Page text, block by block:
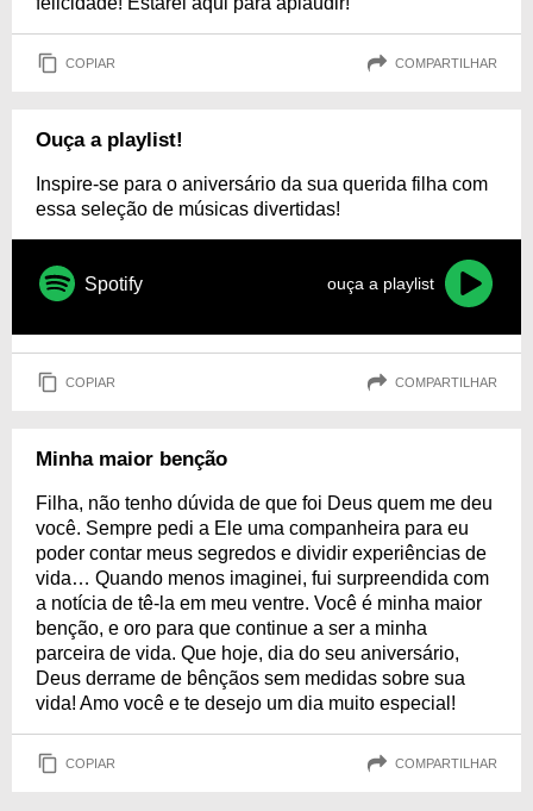
COPIAR COMPARTILHAR
Ouça a playlist!
Inspire-se para o aniversário da sua querida filha com
essa seleção de músicas divertidas!
Spotify ouça a playlist
COPIAR COMPARTILHAR
Minha maior benção
Filha, não tenho dúvida de que foi Deus quem me deu
você. Sempre pedi a Ele uma companheira para eu
poder contar meus segredos e dividir experiências de
vida… Quando menos imaginei, fui surpreendida com
a notícia de tê-la em meu ventre. Você é minha maior
benção, e oro para que continue a ser a minha
parceira de vida. Que hoje, dia do seu aniversário,
Deus derrame de bênçãos sem medidas sobre sua
vida! Amo você e te desejo um dia muito especial!
COPIAR COMPARTILHAR